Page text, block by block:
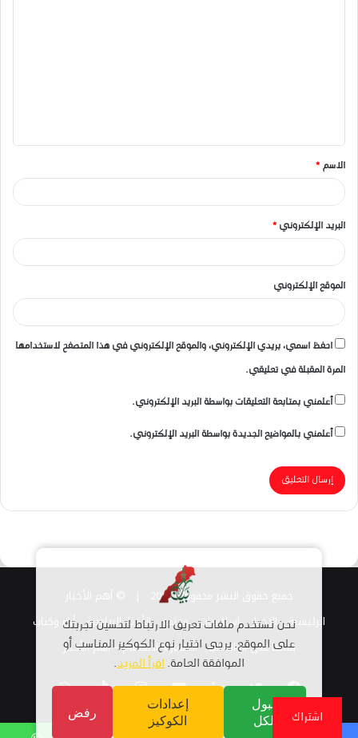
ق
*
الاسم *
البريد الإلكتروني *
الموقع الإلكتروني
احفظ اسمي، بريدي الإلكتروني، والموقع الإلكتروني في هذا المتصفح لاستخدامها
المرة المقبلة في تعليقي.
أعلمني بمتابعة التعليقات بواسطة البريد الإلكتروني.
أعلمني بالمواضيع الجديدة بواسطة البريد الإلكتروني.
جميع حقوق النشر محفوظة 2026 |
الرئيسية
الاخبار اسلاميات مجتمع الأخبار الرياضية أراء وكتاب
قناتنا على الواتساب استمارة الانضمام – أهم الأخبار
فيسبوكتويتر لينكدإنيوتيوبانستقرامTikTokواتساب
نحن نستخدم ملفات تعريف الارتباط لتحسين تجربتك
على الموقع. يرجى اختيار نوع الكوكيز المناسب أو
الموافقة العامة.اقرأ المزيد.
قبول
الكل
إعدادات
الكوكيز
رفض اشتراك